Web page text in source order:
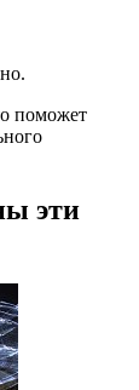
поможет
эти